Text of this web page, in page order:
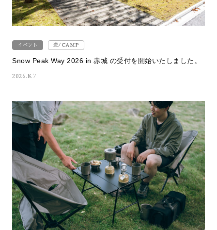
イベント 遊/CAMP
Snow Peak Way 2026 in 赤城 の受付を開始いたしました。
2026.8.7